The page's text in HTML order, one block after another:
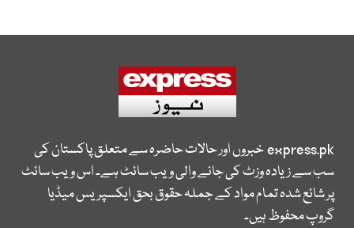
express.pkخبروں اور حالات حاضرہ سے متعلق پاکستان کی
سب سے زیادہ وزٹ کی جانے والی ویب سائٹ ہے۔ اس ویب سائٹ
پر شائع شدہ تمام مواد کے جملہ حقوق بحق ایکسپریس میڈیا
گروپ محفوظ ہیں۔